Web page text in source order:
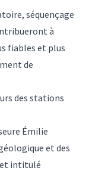
séquençage
à
fiables et plus
de
des stations
Émilie
et des
intitulé